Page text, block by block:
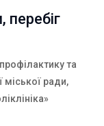
перебіг
та
міської ради,